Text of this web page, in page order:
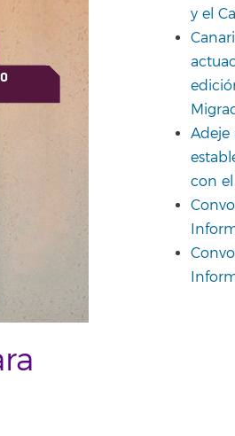
y el
Adeje
con